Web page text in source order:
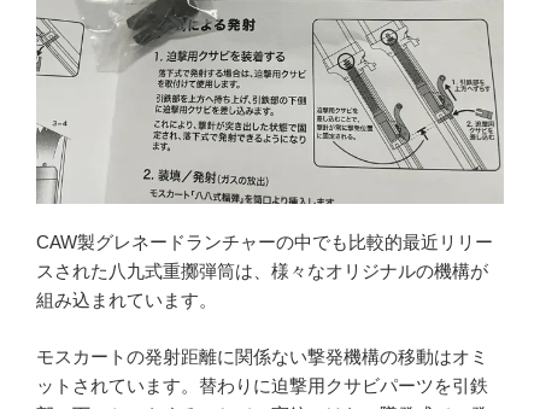
CAW製グレネードランチャーの中でも比較的最近リリー
スされた八九式重擲弾筒は、様々なオリジナルの機構が
組み込まれています。
モスカートの発射距離に関係ない撃発機構の移動はオミ
ットされています。替わりに迫撃用クサビパーツを引鉄